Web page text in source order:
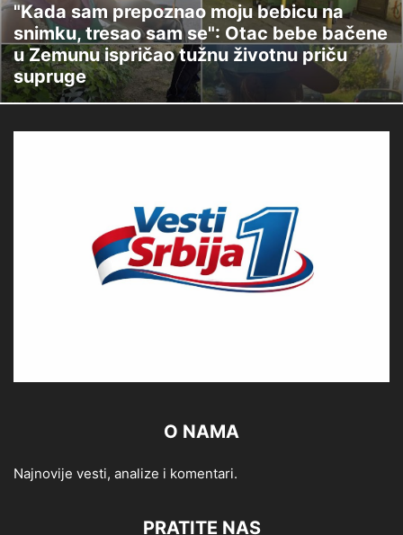
"Kada sam prepoznao moju bebicu na
snimku, tresao sam se": Otac bebe bačene
u Zemunu ispričao tužnu životnu priču
supruge
O NAMA
Najnovije vesti, analize i komentari.
PRATITE NAS